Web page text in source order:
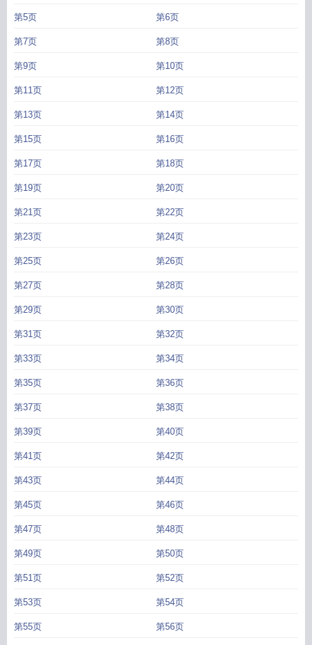
第5页 第6页
第7页 第8页
第9页 第10页
第11页 第12页
第13页 第14页
第15页 第16页
第17页 第18页
第19页 第20页
第21页 第22页
第23页 第24页
第25页 第26页
第27页 第28页
第29页 第30页
第31页 第32页
第33页 第34页
第35页 第36页
第37页 第38页
第39页 第40页
第41页 第42页
第43页 第44页
第45页 第46页
第47页 第48页
第49页 第50页
第51页 第52页
第53页 第54页
第55页 第56页